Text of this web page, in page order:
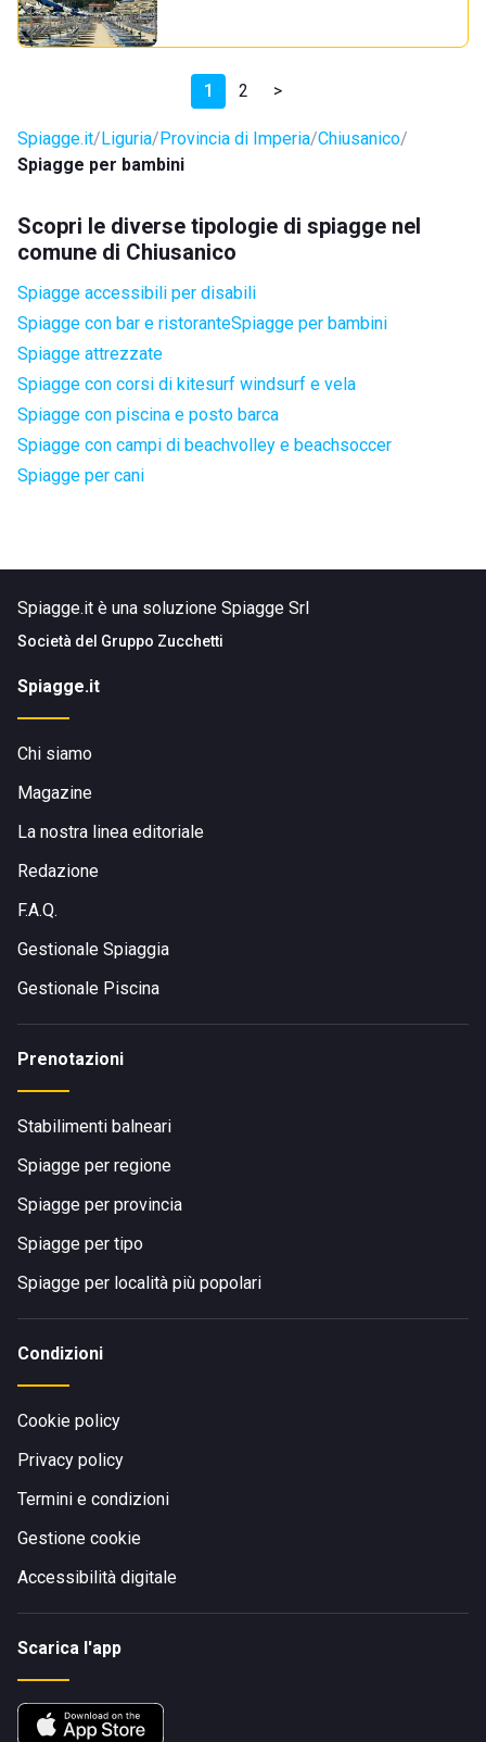
1 2 >
Spiagge.it Liguria Provincia di Imperia Chiusanico
Spiagge per bambini
Scopri le diverse tipologie di spiagge nel
comune di Chiusanico
Spiagge accessibili per disabili
Spiagge con bar e ristoranteSpiagge per bambini
Spiagge attrezzate
Spiagge con corsi di kitesurf windsurf e vela
Spiagge con piscina e posto barca
Spiagge con campi di beachvolley e beachsoccer
Spiagge per cani
Spiagge.it è una soluzione Spiagge Srl
Società del Gruppo Zucchetti
Spiagge.it
Chi siamo
Magazine
La nostra linea editoriale
Redazione
F.A.Q.
Gestionale Spiaggia
Gestionale Piscina
Prenotazioni
Stabilimenti balneari
Spiagge per regione
Spiagge per provincia
Spiagge per tipo
Spiagge per località più popolari
Condizioni
Cookie policy
Privacy policy
Termini e condizioni
Gestione cookie
Accessibilità digitale
Scarica l'app